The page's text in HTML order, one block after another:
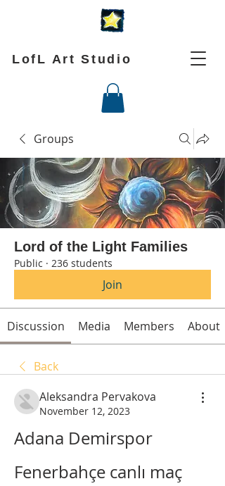
LofL Art Studio
Groups
Lord of the Light Families
Public · 236 students
Join
Discussion Media Members About
Back
Aleksandra Pervakova
November 12, 2023
Adana Demirspor
Fenerbahçe canlı maç